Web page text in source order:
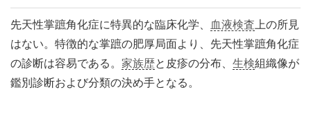
先天性掌蹠角化症に特異的な臨床化学、 血液検査 上の所見
はない。特徴的な掌蹠の肥厚局面より、先天性掌蹠角化症
の診断は容易である。 家族歴と皮疹の分布、 生検組織像が
鑑別診断および分類の決め手となる。